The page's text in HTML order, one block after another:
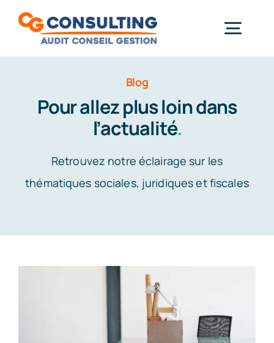
Gestion & Paie
Démarche RSE
Formations
Contact
Blog
Pour allez plus loin dans
l’actualité.
Retrouvez notre éclairage sur les
thématiques sociales, juridiques et fiscales